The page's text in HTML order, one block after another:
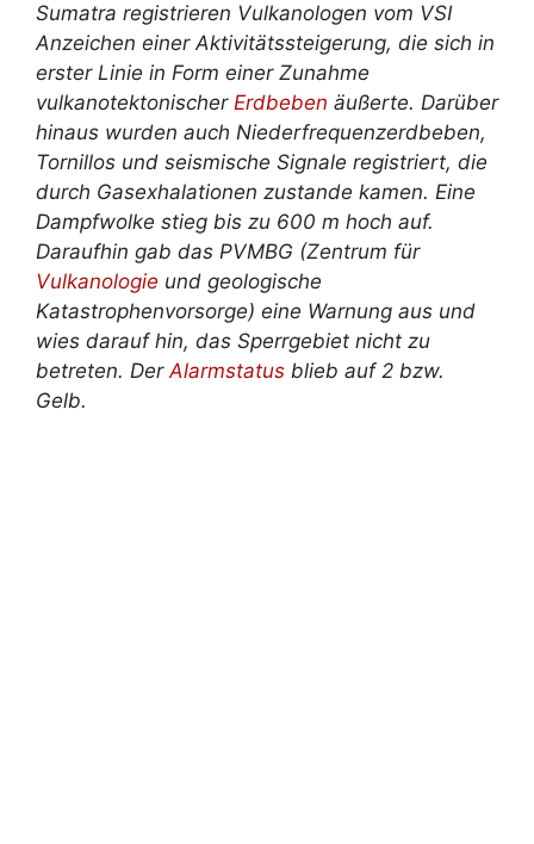
Sumatra registrieren Vulkanologen vom VSI
Anzeichen einer Aktivitätssteigerung, die sich in
erster Linie in Form einer Zunahme
vulkanotektonischer Erdbeben äußerte. Darüber
hinaus wurden auch Niederfrequenzerdbeben,
Tornillos und seismische Signale registriert, die
durch Gasexhalationen zustande kamen. Eine
Dampfwolke stieg bis zu 600 m hoch auf.
Daraufhin gab das PVMBG (Zentrum für
Vulkanologie und geologische
Katastrophenvorsorge) eine Warnung aus und
wies darauf hin, das Sperrgebiet nicht zu
betreten. DerAlarmstatus blieb auf 2 bzw.
Gelb.